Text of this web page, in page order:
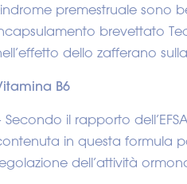
premestruale sono
brevettato
dello zafferano
B6
Secondo il rapporto
in questa formula
dell’attività